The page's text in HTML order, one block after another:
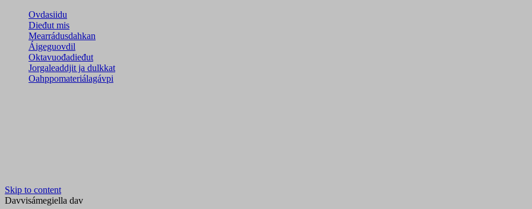
Ovdasiidu
Dieđut mis
Mearrádusdahkan
Áigeguovdil
Oktavuođadieđut
Jorgaleaddjit ja dulkkat
Oahppomateriálagávpi
Skip to content
Davvisámegiella dav